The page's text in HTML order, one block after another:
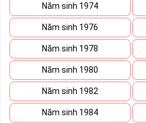
Năm sinh 1974
Năm sinh 1976
Năm sinh 1978
Năm sinh 1980
Năm sinh 1982
Năm sinh 1984